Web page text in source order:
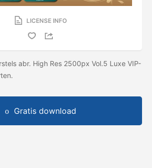
LICENSE INFO
abr. High Res 2500px Vol.5 Luxe VIP-
Gratis download